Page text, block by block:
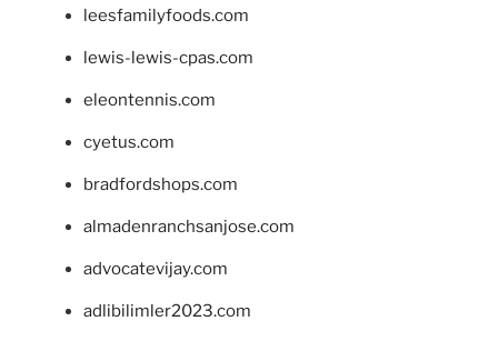
leesfamilyfoods.com
lewis-lewis-cpas.com
eleontennis.com
cyetus.com
bradfordshops.com
almadenranchsanjose.com
advocatevijay.com
adlibilimler2023.com